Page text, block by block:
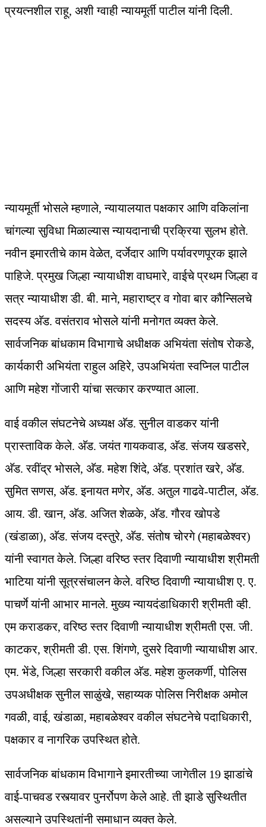
प्रयत्नशील राहू, अशी ग्वाही न्यायमूर्ती पाटील यांनी दिली.
न्यायमूर्ती भोसले म्हणाले, न्यायालयात पक्षकार आणि वकिलांना
चांगल्या सुविधा मिळाल्यास न्यायदानाची प्रक्रिया सुलभ होते.
नवीन इमारतीचे काम वेळेत, दर्जेदार आणि पर्यावरणपूरक झाले
पाहिजे. प्रमुख जिल्हा न्यायाधीश वाघमारे, वाईचे प्रथम जिल्हा व
सत्र न्यायाधीश डी. बी. माने, महाराष्ट्र व गोवा बार कौन्सिलचे
सदस्य अ‍ॅड. वसंतराव भोसले यांनी मनोगत व्यक्त केले.
सार्वजनिक बांधकाम विभागाचे अधीक्षक अभियंता संतोष रोकडे,
कार्यकारी अभियंता राहुल अहिरे, उपअभियंता स्वप्निल पाटील
आणि महेश गोंजारी यांचा सत्कार करण्यात आला.
वाई वकील संघटनेचे अध्यक्ष अ‍ॅड. सुनील वाडकर यांनी
प्रास्ताविक केले. अ‍ॅड. जयंत गायकवाड, अ‍ॅड. संजय खडसरे,
अ‍ॅड. रवींद्र भोसले, अ‍ॅड. महेश शिंदे, अ‍ॅड. प्रशांत खरे, अ‍ॅड.
सुमित सणस, अ‍ॅड. इनायत मणेर, अ‍ॅड. अतुल गाढवे-पाटील, अ‍ॅड.
आय. डी. खान, अ‍ॅड. अजित शेळके, अ‍ॅड. गौरव खोपडे
(खंडाळा), अ‍ॅड. संजय दस्तुरे, अ‍ॅड. संतोष चोरगे (महाबळेश्वर)
यांनी स्वागत केले. जिल्हा वरिष्ठ स्तर दिवाणी न्यायाधीश श्रीमती
भाटिया यांनी सूत्रसंचालन केले. वरिष्ठ दिवाणी न्यायाधीश ए. ए.
पाचर्णे यांनी आभार मानले. मुख्य न्यायदंडाधिकारी श्रीमती व्ही.
एम कराडकर, वरिष्ठ स्तर दिवाणी न्यायाधीश श्रीमती एस. जी.
काटकर, श्रीमती डी. एस. शिंगणे, दुसरे दिवाणी न्यायाधीश आर.
एम. भेंडे, जिल्हा सरकारी वकील अ‍ॅड. महेश कुलकर्णी, पोलिस
उपअधीक्षक सुनील साळुंखे, सहाय्यक पोलिस निरीक्षक अमोल
गवळी, वाई, खंडाळा, महाबळेश्वर वकील संघटनेचे पदाधिकारी,
पक्षकार व नागरिक उपस्थित होते.
सार्वजनिक बांधकाम विभागाने इमारतीच्या जागेतील 19 झाडांचे
वाई-पाचवड रस्त्यावर पुनर्रोपण केले आहे. ती झाडे सुस्थितीत
असल्याने उपस्थितांनी समाधान व्यक्त केले.